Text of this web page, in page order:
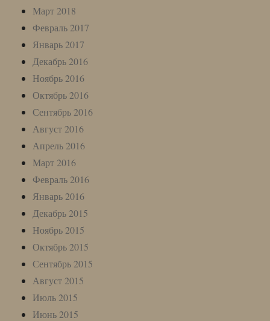
Март 2018
Февраль 2017
Январь 2017
Декабрь 2016
Ноябрь 2016
Октябрь 2016
Сентябрь 2016
Август 2016
Апрель 2016
Март 2016
Февраль 2016
Январь 2016
Декабрь 2015
Ноябрь 2015
Октябрь 2015
Сентябрь 2015
Август 2015
Июль 2015
Июнь 2015